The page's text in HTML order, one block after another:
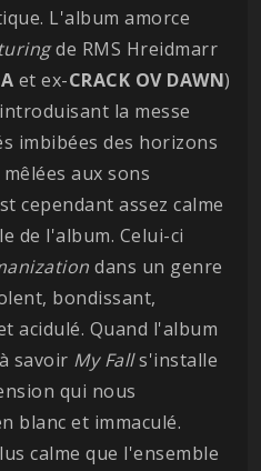
L'album amorce
de RMS Hreidmarr
et ex-CRACK OV DAWN)
la messe
imbibées des horizons
aux sons
cependant assez calme
de l'album. Celui-ci
dans un genre
bondissant,
acidulé. Quand l'album
savoir My Falls'installe
qui nous
blanc et immaculé.
calme que l'ensemble